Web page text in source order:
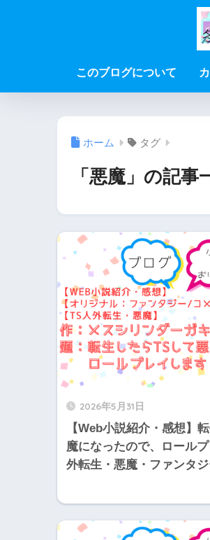
このブログについて
ホーム タグ
「悪魔」の記事
2026年5月31日
【Web小説紹介・感想】
魔になったので、ロール
外転生・悪魔・ファンタジ